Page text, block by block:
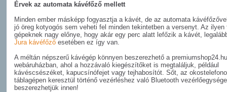
Érvek az automata kávéfőző mellett
Minden ember másképp fogyasztja a kávét, de az automata
jó öreg kotyogós sem veheti fel minden tekintetben a versenyt. Az ilyen
gépeknek nagy előnye, hogy akár egy perc alatt lefőzik a kávét,
Jura kávéfőző esetében ez így van.
A méltán népszerű kávégép könnyen beszerezhető a premiumshop24.hu
webáruházban, ahol a hozzávaló kiegészítőket is megtaláljuk, például
kávéscsészéket, kapucsínófejet vagy tejhabosítót. Sőt, az
táblagépen keresztül történő vezérléshez való Bluetooth
beszerezhetjük innen!